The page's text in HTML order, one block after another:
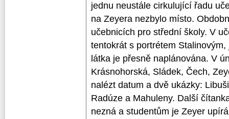
jednu neustále cirkulující řadu
na Zeyera nezbylo místo.
učebnicích pro střední školy. V
tentokrát s portrétem
látka je přesně naplánována. V
Krásnohorská, Sládek, Čech,
nalézt datum a dvě ukázky:
Radúze a Mahuleny. Další
nezná a studentům je Zeyer